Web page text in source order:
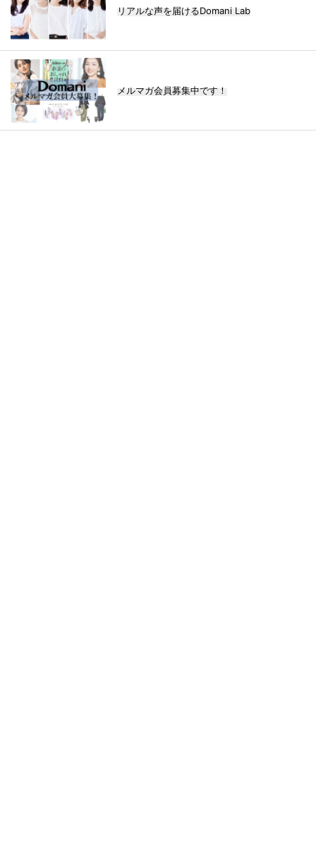
リアルな声を届けるDomani Lab
メルマガ会員募集中です！